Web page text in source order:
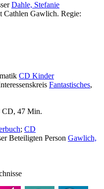
Dahle, Stefanie
Cathlen Gawlich. Regie:
CD Kinder
Fantastisches,
CD, 47 Min.
; CD
Beteiligten Person Gawlich,